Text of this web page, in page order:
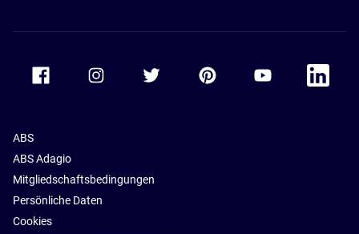
Accor Youtube
Accor
ABS
ABS Adagio
Mitgliedschaftsbedingungen
Persönliche Daten
Cookies